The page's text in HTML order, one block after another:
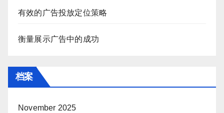
有效的广告投放定位策略
衡量展示广告中的成功
档案
November 2025